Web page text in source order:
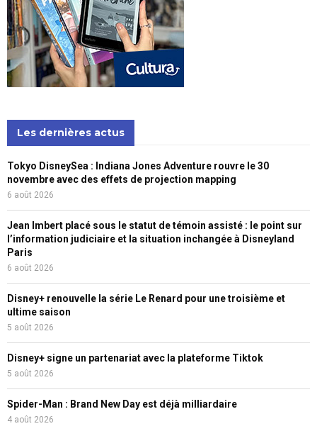
Les dernières actus
Tokyo DisneySea : Indiana Jones Adventure rouvre le 30
novembre avec des effets de projection mapping
6 août 2026
Jean Imbert placé sous le statut de témoin assisté : le point sur
l’information judiciaire et la situation inchangée à Disneyland
Paris
6 août 2026
Disney+ renouvelle la série Le Renard pour une troisième et
ultime saison
5 août 2026
Disney+ signe un partenariat avec la plateforme Tiktok
5 août 2026
Spider-Man : Brand New Day est déjà milliardaire
4 août 2026